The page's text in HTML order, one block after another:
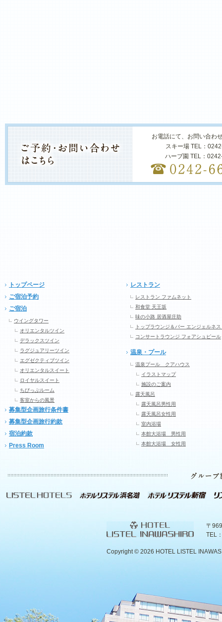
お電話にて、お問い合わ
スキー場 TEL：
ハーブ園 TEL：
トップページ
ご宿泊予約
ご宿泊
ウイングタワー
オリエンタルツイン
デラックスツイン
ラグジュアリーツイン
エグゼクティブツイン
オリエンタルスイート
ロイヤルスイート
ちびっぷルーム
客室からの風景
募集型企画旅行条件書
募集型企画旅行約款
宿泊約款
Press Room
レストラン
レストラン ファムネット
和食堂 天王坂
味の小路 居酒屋庄助
トップラウンジ＆バー エンジェルネス
コンサートラウンジ フォアシュピール
温泉・プール
温泉プール クアハウス
イラストマップ
施設のご案内
露天風呂
露天風呂男性用
露天風呂女性用
室内浴場
本館大浴場 男性用
本館大浴場 女性用
〒
TEL
Copyright © 2026 HOTEL LISTEL